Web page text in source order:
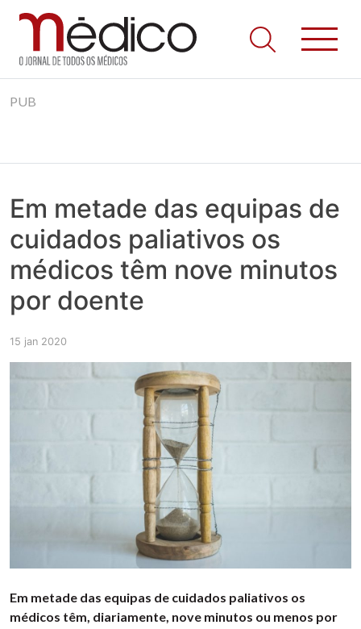
to
Jornal Médico
Médico – O Jornal de Todos os Médicos. Onde as notícias
realmente contam! Tudo o que se passa na Saúde!
PUB
Em metade das equipas de
cuidados paliativos os
médicos têm nove minutos
por doente
15 jan 2020
Em metade das equipas de cuidados paliativos os
médicos têm, diariamente, nove minutos ou menos por